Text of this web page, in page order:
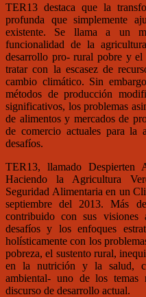
TER13 destaca que la
profunda que simplemente
existente. Se llama a un
funcionalidad de la
desarrollo pro- rural pobre y
tratar con la escasez de
cambio climático. Sin
métodos de producción
significativos, los problemas
de alimentos y mercados de
de comercio actuales para la
desafíos.
TER13, llamado Despierten
Haciendo la Agricultura
Seguridad Alimentaria en un
septiembre del 2013. Más
contribuido con sus
desafíos y los enfoques
holísticamente con los
pobreza, el sustento rural,
en la nutrición y la salud,
ambiental- uno de los temas
discurso de desarrollo actual.